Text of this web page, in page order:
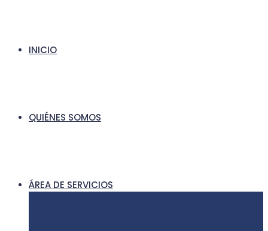
INICIO
QUIÉNES SOMOS
ÁREA DE SERVICIOS